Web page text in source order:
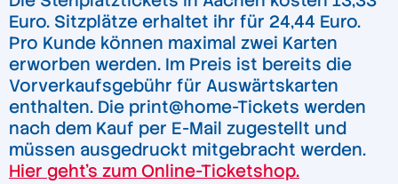
Euro. Sitzplätze erhaltet ihr für 24,44 Euro.
Pro Kunde können maximal zwei Karten
erworben werden. Im Preis ist bereits die
Vorverkaufsgebühr für Auswärtskarten
enthalten. Die print@home-Tickets werden
nach dem Kauf per E-Mail zugestellt und
müssen ausgedruckt mitgebracht werden.
Hier geht’s zum Online-Ticketshop.